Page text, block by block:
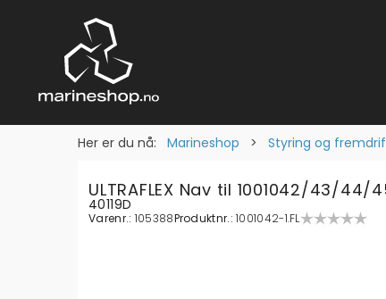
Her er du nå: Marineshop > Styring og
ULTRAFLEX Nav til 1001042/43/44/
40119D
Varenr.: 105388Produktnr.:1001042-1.FL